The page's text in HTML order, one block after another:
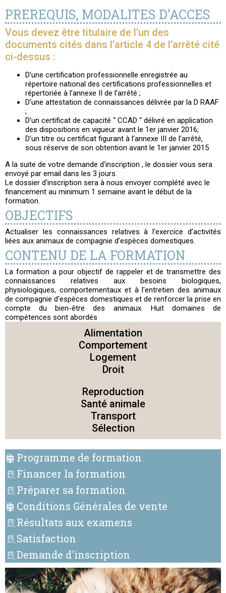
PREREQUIS, MODALITES D’ACCES
Vous devez être titulaire de l’un des
documents cités dans l’article 4 de l’arrêté cité
ci-dessus :
D’une certification professionnelle enregistrée au
répertoire national des certifications professionnelles et
répertoriée à l’annexe II de l’arrêté ;
D’une attestation de connaissances délivrée par la D RAAF
;
D’un certificat de capacité “ CCAD “ délivré en application
des dispositions en vigueur avant le 1er janvier 2016;
D’un titre ou certificat figurant à l’annexe III de l’arrêté,
sous réserve de son obtention avant le 1er janvier 2015
A la suite de votre demande d'inscription , le dossier vous sera
envoyé par email dans les 3 jours.
Le dossier d'inscription sera à nous envoyer complété avec le
financement au minimum 1 semaine avant le début de la
formation.
OBJECTIFS
Actualiser les connaissances relatives à l’exercice d’activités
liées aux animaux de compagnie d’espèces domestiques.
CONTENU DE LA FORMATION
La formation a pour objectif de rappeler et de transmettre des
connaissances relatives aux besoins biologiques,
physiologiques, comportementaux et à l'entretien des animaux
de compagnie d'espèces domestiques et de renforcer la prise en
compte du bien-être des animaux. Huit domaines de
compétences sont abordés
Alimentation
Comportement
Logement
Droit
Reproduction
Santé animale
Transport
Sélection
Programme de formation
Financer la formation
Préparer sa formation
Conditions Générales de vente
Résultats aux examens
Satisfaction
Demande d'inscription